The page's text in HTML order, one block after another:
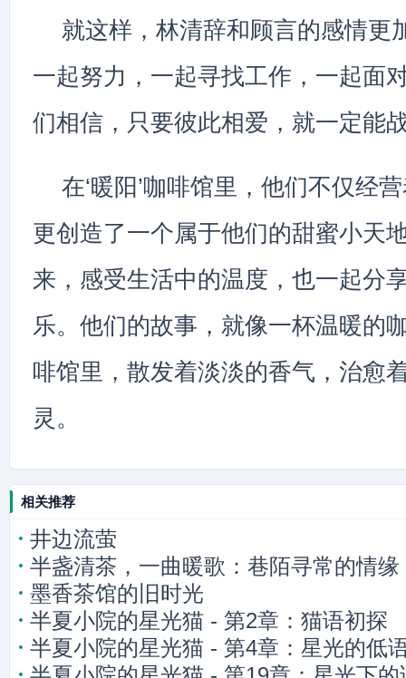
就这样，林清辞和顾言的感情更
一起努力，一起寻找工作，一起面
们相信，只要彼此相爱，就一定能
在‘暖阳’咖啡馆里，他们不仅经
更创造了一个属于他们的甜蜜小天
来，感受生活中的温度，也一起分
乐。他们的故事，就像一杯温暖的
啡馆里，散发着淡淡的香气，治愈
灵。
相关推荐
井边流萤
半盏清茶，一曲暖歌：巷陌寻常的情缘
墨香茶馆的旧时光
半夏小院的星光猫 - 第2章：猫语初探
半夏小院的星光猫 - 第4章：星光的低